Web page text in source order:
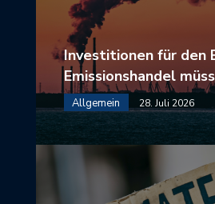
Investitionen für den
Emissionshandel
Allgemein 28. Juli 2026